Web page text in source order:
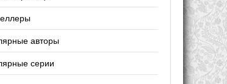
авторы
серии